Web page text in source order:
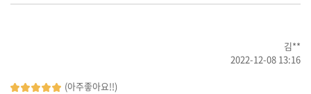
김**
2022-12-08 13:16
(아주좋아요!!)